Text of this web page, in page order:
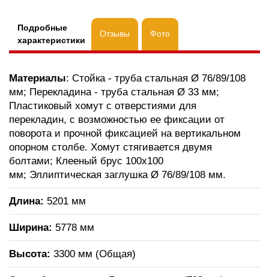
Подробные
характеристики
Отзывы Фото
Материалы: Стойка - труба стальная Ø 76/89/108
мм; Перекладина - труба стальная Ø 33 мм;
Пластиковый хомут с отверстиями для
перекладин, с возможностью ее фиксации от
поворота и прочной фиксацией на вертикальном
опорном столбе. Хомут стягивается двумя
болтами; Клееный брус 100х100
мм; Эллиптическая заглушка Ø 76/89/108 мм.
Длина: 5201 мм
Ширина: 5778 мм
Высота: 3300 мм (Общая)